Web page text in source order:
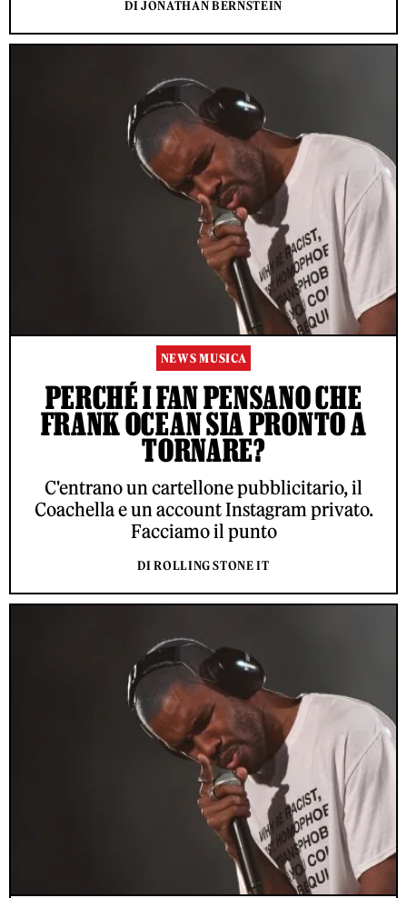
DI JONATHAN BERNSTEIN
NEWS MUSICA
PERCHÉ I FAN PENSANO CHE
FRANK OCEAN SIA PRONTO A
TORNARE?
C'entrano un cartellone pubblicitario, il
Coachella e un account Instagram privato.
Facciamo il punto
DI ROLLING STONE IT